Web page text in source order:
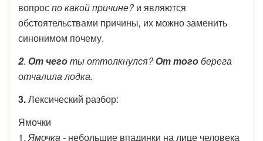
вопроспо какой причине?и являются
обстоятельствами причины, их можно заменить
синонимом почему.
2. От чеготы оттолкнулся?От тогоберега
отчалила лодка.
3.Лексический разбор:
Ямочки
1.Ямочка- небольшие впадинки на лице человека